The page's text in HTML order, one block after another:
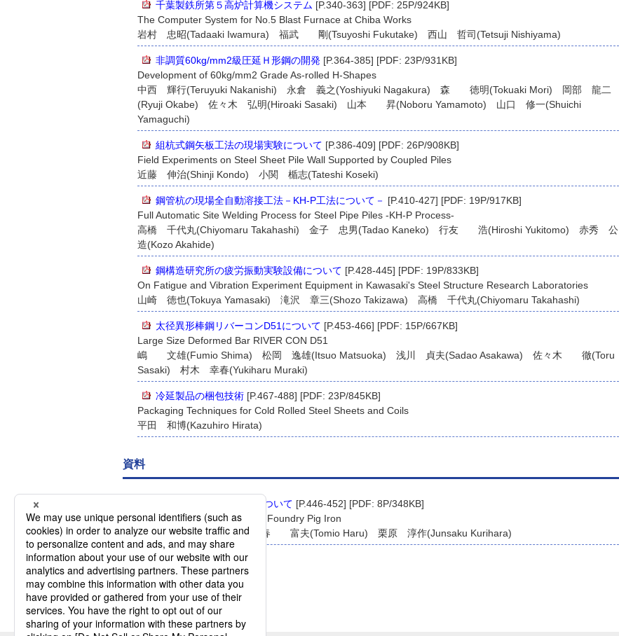
千葉製鉄所第５高炉計算機システム [P.340-363] [PDF: 25P/924KB]
The Computer System for No.5 Blast Furnace at Chiba Works
岩村 忠昭(Tadaaki Iwamura) 福武 剛(Tsuyoshi Fukutake) 西山 哲司(Tetsuji Nishiyama)
非調質60kg/mm2級圧延Ｈ形鋼の開発 [P.364-385] [PDF: 23P/931KB]
Development of 60kg/mm2 Grade As-rolled H-Shapes
中西 輝行(Teruyuki Nakanishi) 永倉 義之(Yoshiyuki Nagakura) 森 徳明(Tokuaki Mori) 岡部 龍二
(Ryuji Okabe) 佐々木 弘明(Hiroaki Sasaki) 山本 昇(Noboru Yamamoto) 山口 修一(Shuichi
Yamaguchi)
組杭式鋼矢板工法の現場実験について [P.386-409] [PDF: 26P/908KB]
Field Experiments on Steel Sheet Pile Wall Supported by Coupled Piles
近藤 伸治(Shinji Kondo) 小関 楯志(Tateshi Koseki)
鋼管杭の現場全自動溶接工法－KH-P工法について－ [P.410-427] [PDF: 19P/917KB]
Full Automatic Site Welding Process for Steel Pipe Piles -KH-P Process-
高橋 千代丸(Chiyomaru Takahashi) 金子 忠男(Tadao Kaneko) 行友 浩(Hiroshi Yukitomo) 赤秀 公
造(Kozo Akahide)
鋼構造研究所の疲労振動実験設備について [P.428-445] [PDF: 19P/833KB]
On Fatigue and Vibration Experiment Equipment in Kawasaki's Steel Structure Research Laboratories
山崎 徳也(Tokuya Yamasaki) 滝沢 章三(Shozo Takizawa) 高橋 千代丸(Chiyomaru Takahashi)
太径異形棒鋼リバーコンD51について [P.453-466] [PDF: 15P/667KB]
Large Size Deformed Bar RIVER CON D51
嶋 文雄(Fumio Shima) 松岡 逸雄(Itsuo Matsuoka) 浅川 貞夫(Sadao Asakawa) 佐々木 徹(Toru
Sasaki) 村木 幸春(Yukiharu Muraki)
冷延製品の梱包技術 [P.467-488] [PDF: 23P/845KB]
Packaging Techniques for Cold Rolled Steel Sheets and Coils
平田 和博(Kazuhiro Hirata)
資料
鋳物用銑鉄「千葉銑」について [P.446-452] [PDF: 8P/348KB]
Introducing Kawasaki Steel's Foundry Pig Iron
才野 光男(Mitsuo Saino) 春 富夫(Tomio Haru) 栗原 淳作(Junsaku Kurihara)